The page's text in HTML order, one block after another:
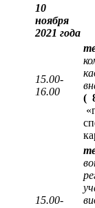
10
ноября
2021 года
15.00-
16.00
(
15.00-